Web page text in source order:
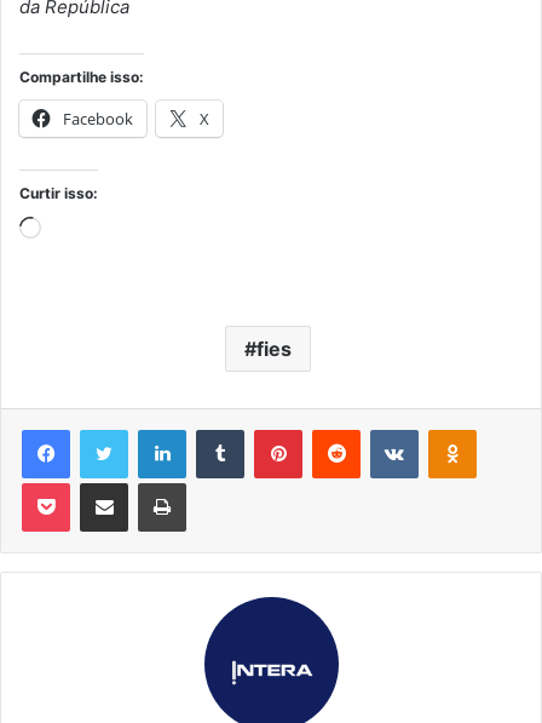
da República
Compartilhe isso:
Facebook X
Curtir isso:
Carregando...
fies
FacebookTwitter LinkedinTumblr PinterestReddit VK OK
Pocket Compartilhar via e-mail Imprimir